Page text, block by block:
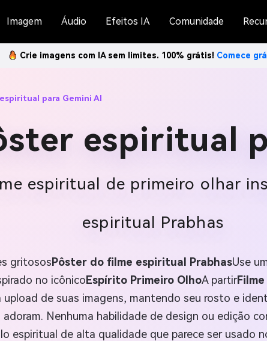
Imagem Áudio Efeitos IA Comunidade
Crie imagens com IA sem limites. 100% grátis! Comece
para Gemini AI
espiritual
espiritual de primeiro olhar
espiritual Prabhas
gritososPôster do filme espiritual PrabhasUse
no icônicoEspírito Primeiro OlhoA partir
de suas imagens, mantendo seu rosto e
Nenhuma habilidade de design ou edição
espiritual de alta qualidade que parece ser usado